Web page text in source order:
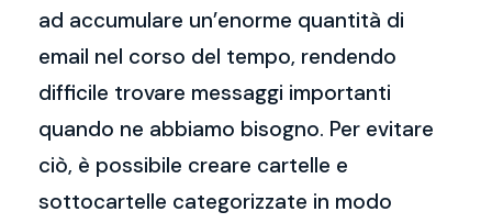
ad accumulare un’enorme quantità di
email nel corso del tempo, rendendo
difficile trovare messaggi importanti
quando ne abbiamo bisogno. Per evitare
ciò, è possibile creare cartelle e
sottocartelle categorizzate in modo